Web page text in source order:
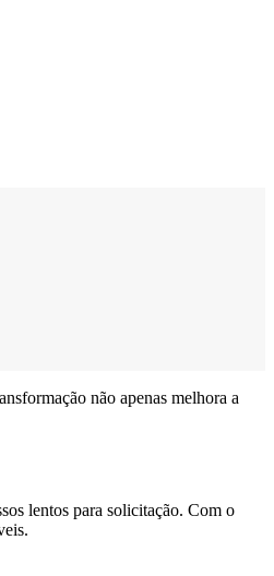
não apenas melhora a
lentos para solicitação. Com o